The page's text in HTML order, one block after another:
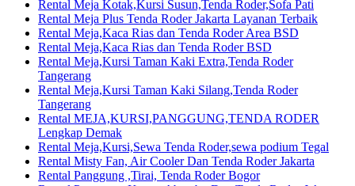
Rental Meja Kotak,Kursi Susun,Tenda Roder,Sofa Pati
Rental Meja Plus Tenda Roder Jakarta Layanan Terbaik
Rental Meja,Kaca Rias dan Tenda Roder Area BSD
Rental Meja,Kaca Rias dan Tenda Roder BSD
Rental Meja,Kursi Taman Kaki Extra,Tenda Roder
Tangerang
Rental Meja,Kursi Taman Kaki Silang,Tenda Roder
Tangerang
Rental MEJA,KURSI,PANGGUNG,TENDA RODER
Lengkap Demak
Rental Meja,Kursi,Sewa Tenda Roder,sewa podium Tegal
Rental Misty Fan, Air Cooler Dan Tenda Roder Jakarta
Rental Panggung ,Tirai, Tenda Roder Bogor